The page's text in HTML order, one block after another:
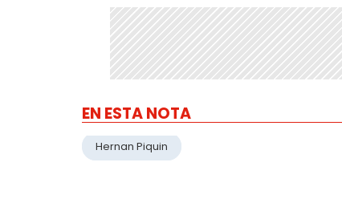
EN ESTA NOTA
Hernan Piquin